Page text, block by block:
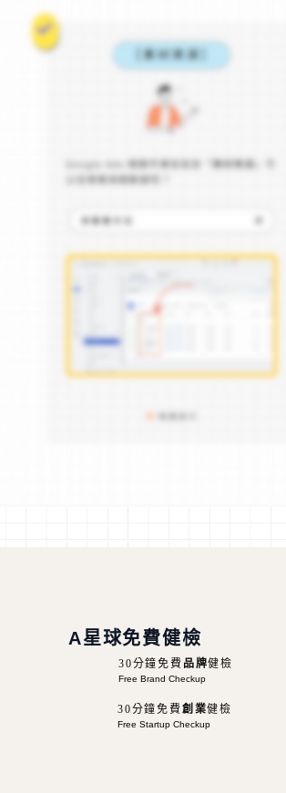
A星球免費健檢
30分鐘免費 品牌健檢
Free Brand Checkup
30分鐘免費創業健檢
Free Startup Checkup